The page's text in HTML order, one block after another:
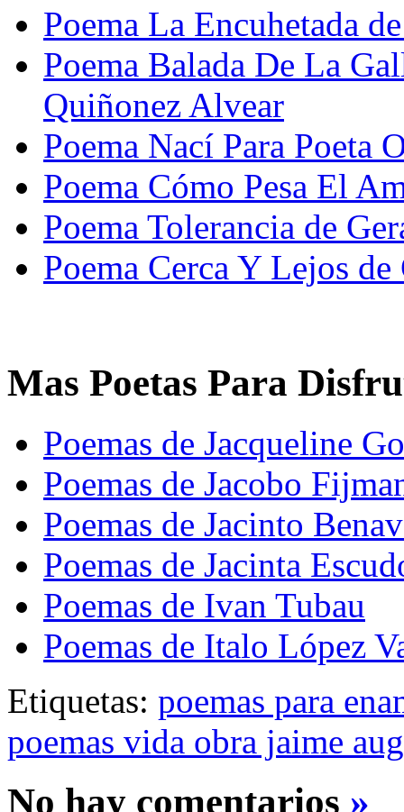
Poema La Encuhetada
Poema Balada De La
Quiñonez Alvear
Poema Nací Para Poeta
Poema Cómo Pesa El
Poema Tolerancia de
Poema Cerca Y Lejos
Mas Poetas Para
Poemas de Jacqueline
Poemas de Jacobo
Poemas de Jacinto
Poemas de Jacinta
Poemas de Ivan Tubau
Poemas de Italo López
Etiquetas: poemas para
poemas vida obra jaime
No hay comentarios »